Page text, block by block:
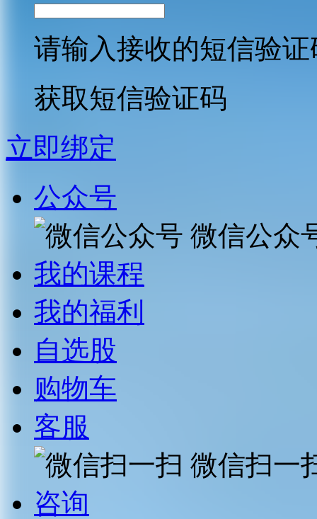
请输入接收的短信验证
获取短信验证码
立即绑定
公众号
微信公众
我的课程
我的福利
自选股
购物车
客服
微信扫一
咨询